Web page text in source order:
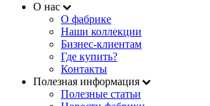
О нас
О фабрике
Наши коллекции
Бизнес-клиентам
Где купить?
Контакты
Полезная информация
Полезные статьи